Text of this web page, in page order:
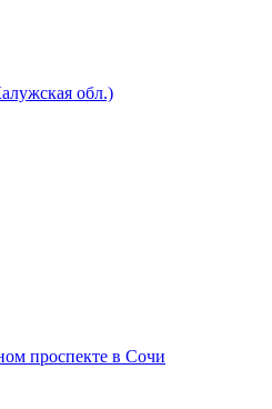
обл.)
проспекте в Сочи